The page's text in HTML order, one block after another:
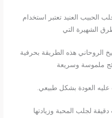
الحبيب العنيد تعتبر استخدام
الشهيرة التي
الروحاني هذه الطريقة بحرفية
ملموسة وسريعة
العودة بشكل طبيعي.
لجلب المحبة وزيادتها